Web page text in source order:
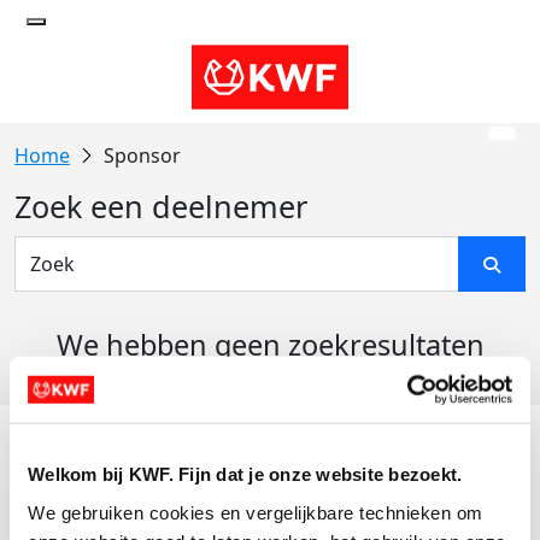
Welkom bij KWF. Fijn dat je onze website bezoekt.
We gebruiken cookies en vergelijkbare technieken om
Sponsor
Zoek een deelnemer
We hebben geen zoekresultaten
Actiematerialen
Evenementen